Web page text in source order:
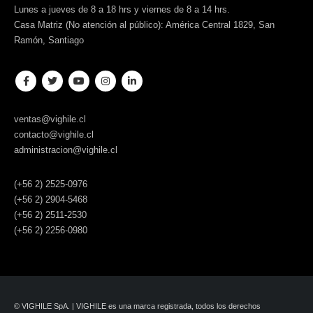
Lunes a jueves de 8 a 18 hrs y viernes de 8 a 14 hrs.
Casa Matriz (No atención al público): América Central 1829, San
Ramón, Santiago
ventas@vighile.cl
contacto@vighile.cl
administracion@vighile.cl
(+56 2) 2525-0976
(+56 2) 2904-5468
(+56 2) 2511-2530
(+56 2) 2256-0980
© VIGHILE SpA. | VIGHILE es una marca registrada, todos los derechos